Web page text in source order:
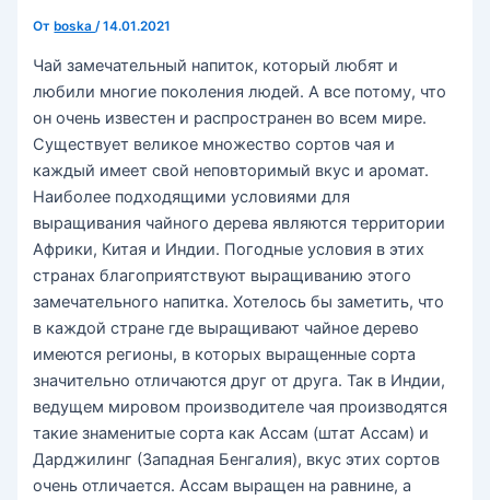
От boska/14.01.2021
Чай замечательный напиток, который любят и
любили многие поколения людей. А все потому, что
он очень известен и распространен во всем мире.
Существует великое множество сортов чая и
каждый имеет свой неповторимый вкус и аромат.
Наиболее подходящими условиями для
выращивания чайного дерева являются территории
Африки, Китая и Индии. Погодные условия в этих
странах благоприятствуют выращиванию этого
замечательного напитка. Хотелось бы заметить, что
в каждой стране где выращивают чайное дерево
имеются регионы, в которых выращенные сорта
значительно отличаются друг от друга. Так в Индии,
ведущем мировом производителе чая производятся
такие знаменитые сорта как Ассам (штат Ассам) и
Дарджилинг (Западная Бенгалия), вкус этих сортов
очень отличается. Ассам выращен на равнине, а